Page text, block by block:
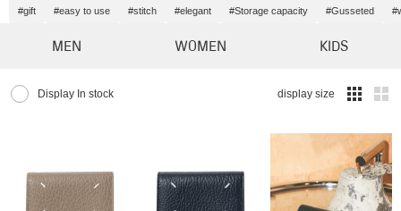
#gift #easy to use #stitch #elegant #Storage capacity #Gusseted
MEN WOMEN KIDS
Display In stock display size